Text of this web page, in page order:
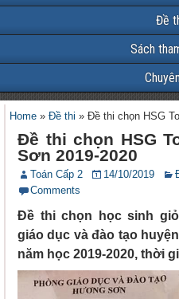
Đề
Sách
Home » Đề thi » Đề thi chọn HSG
Đề thi chọn HSG
Sơn 2019-2020
Toán Cấp 2 14/10/2019
Comments
Đề thi chọn học sinh
giáo dục và đào tạo
năm học 2019-2020, thời